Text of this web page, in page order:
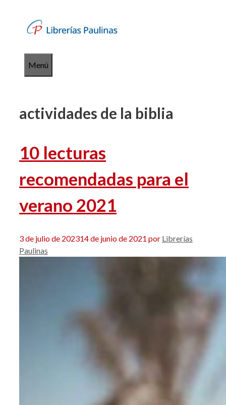
contenido
Menú
actividades de la biblia
10 lecturas
recomendadas para el
verano 2021
3 de julio de 202314 de junio de 2021 por Librerías
Paulinas